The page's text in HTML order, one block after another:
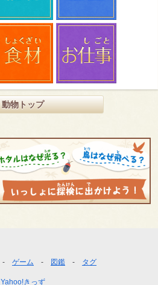
動物トップ
ゲーム 図鑑 タグ
Yahoo!きっず